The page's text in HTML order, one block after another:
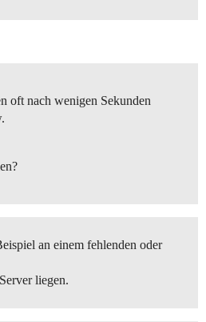
oft nach wenigen Sekunden
an einem fehlenden oder
liegen.